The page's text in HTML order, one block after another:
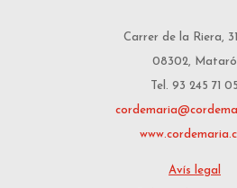
Carrer de la Riera,
08302, Mataró
Tel. 93 245 71 05
Avís legal